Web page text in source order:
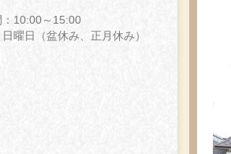
：10:00～15:00
曜日（盆休み、正月休み）